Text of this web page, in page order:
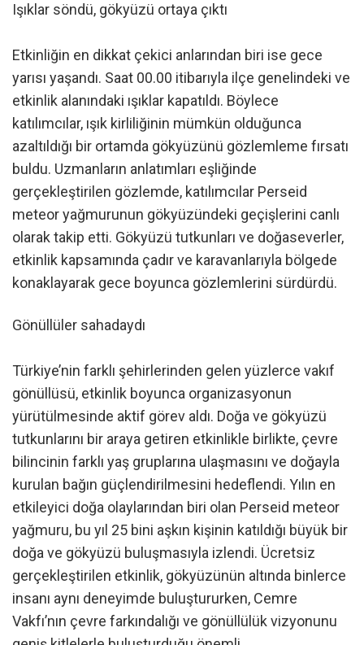
Işıklar söndü, gökyüzü ortaya çıktı
Etkinliğin en dikkat çekici anlarından biri ise gece
yarısı yaşandı. Saat 00.00 itibarıyla ilçe genelindeki ve
etkinlik alanındaki ışıklar kapatıldı. Böylece
katılımcılar, ışık kirliliğinin mümkün olduğunca
azaltıldığı bir ortamda gökyüzünü gözlemleme fırsatı
buldu. Uzmanların anlatımları eşliğinde
gerçekleştirilen gözlemde, katılımcılar Perseid
meteor yağmurunun gökyüzündeki geçişlerini canlı
olarak takip etti. Gökyüzü tutkunları ve doğaseverler,
etkinlik kapsamında çadır ve karavanlarıyla bölgede
konaklayarak gece boyunca gözlemlerini sürdürdü.
Gönüllüler sahadaydı
Türkiye’nin farklı şehirlerinden gelen yüzlerce vakıf
gönüllüsü, etkinlik boyunca organizasyonun
yürütülmesinde aktif görev aldı. Doğa ve gökyüzü
tutkunlarını bir araya getiren etkinlikle birlikte, çevre
bilincinin farklı yaş gruplarına ulaşmasını ve doğayla
kurulan bağın güçlendirilmesini hedeflendi. Yılın en
etkileyici doğa olaylarından biri olan Perseid meteor
yağmuru, bu yıl 25 bini aşkın kişinin katıldığı büyük bir
doğa ve gökyüzü buluşmasıyla izlendi. Ücretsiz
gerçekleştirilen etkinlik, gökyüzünün altında binlerce
insanı aynı deneyimde buluştururken, Cemre
Vakfı’nın çevre farkındalığı ve gönüllülük vizyonunu